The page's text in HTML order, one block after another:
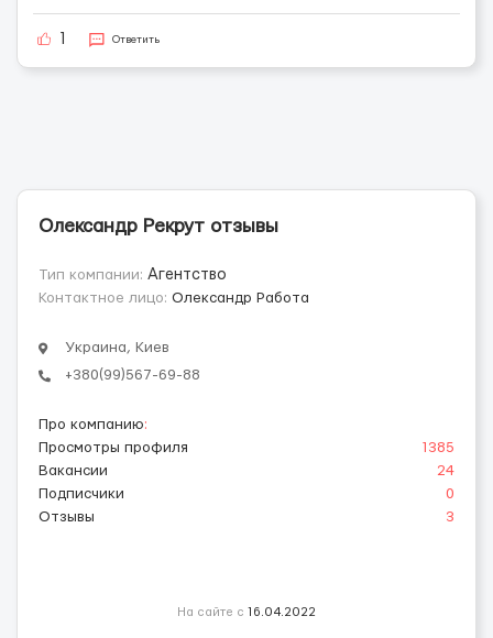
Ответить
Олександр Рекрут отзывы
Тип компании: Агентство
Контактное лицо: Олександр Работа
Украина, Киев
+380(99)567-69-88
Про компанию:
Просмотры профиля
1385
Вакансии
24
Подписчики
0
Отзывы
3
На сайте с 16.04.2022